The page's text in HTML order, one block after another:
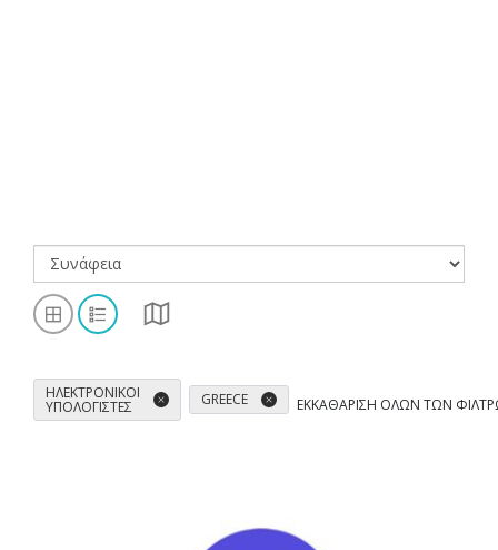
ΗΛΕΚΤΡΟΝΙΚΟΊ
ΥΠΟΛΟΓΙΣΤΈΣ GREECE ΕΚΚΑΘΆΡΙΣΗ ΌΛΩΝ ΤΩΝ